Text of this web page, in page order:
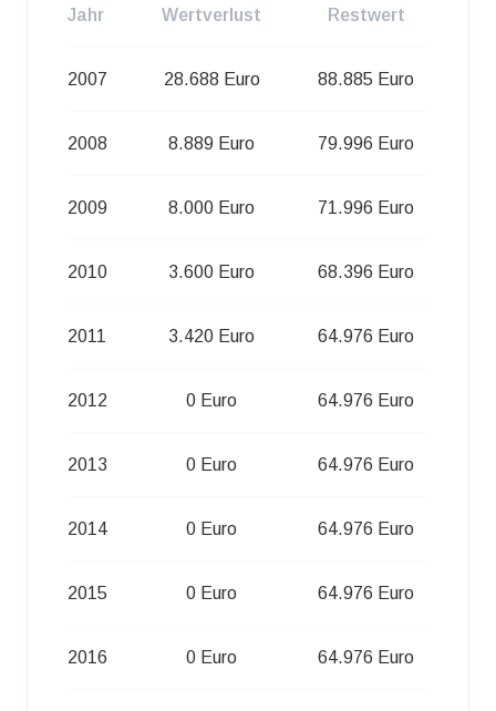
Jahr Wertverlust Restwert
2007 28.688 Euro 88.885 Euro
2008 8.889 Euro 79.996 Euro
2009 8.000 Euro 71.996 Euro
2010 3.600 Euro 68.396 Euro
2011 3.420 Euro 64.976 Euro
2012 0 Euro 64.976 Euro
2013 0 Euro 64.976 Euro
2014 0 Euro 64.976 Euro
2015 0 Euro 64.976 Euro
2016 0 Euro 64.976 Euro